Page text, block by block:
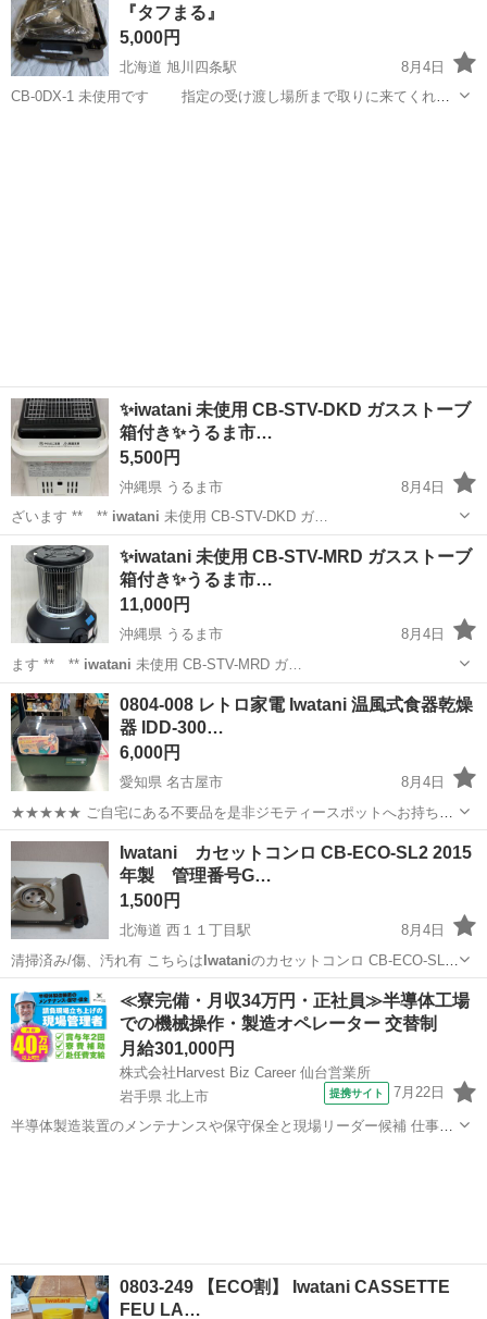
『タフまる』
5,000円
北海道 旭川四条駅
8月4日
CB-0DX-1 未使用です 指定の受け渡し場所まで取りに来てくれる
✨iwatani 未使用 CB-STV-DKD ガスストーブ
箱付き✨うるま市…
5,500円
沖縄県 うるま市
8月4日
ざいます ** ** iwatani 未使用 CB-STV-DKD ガ…
沖縄 うるま市 DKD
✨iwatani 未使用 CB-STV-MRD ガスストーブ
箱付き✨うるま市…
11,000円
沖縄県 うるま市
8月4日
ます ** ** iwatani 未使用 CB-STV-MRD ガ…
沖縄 うるま市
0804-008 レトロ家電 Iwatani 温風式食器乾燥
器 IDD-300…
6,000円
愛知県 名古屋市
8月4日
★★★★★ ご自宅にある不要品を是非ジモティースポットへお持ち込
みしませんか？ 家電、趣味・スポーツ・レジャー用品、こども用品、
衣料服飾品、生活雑貨、家具、本、CD・DVDなどが無料でまとめて持
ち込めます！ ※詳細はこ...
愛知 名古屋市
Iwatani カセットコンロ CB-ECO-SL2 2015
年製 管理番号G…
1,500円
北海道 西１１丁目駅
8月4日
清掃済み/傷、汚れ有 こちらはIwataniのカセットコンロ CB-ECO-SL2
2015年製です。アウトドアやおうちご飯を楽しむための理想的なアイ
テムで、あなたの食卓に新たな彩りを加えます！コンパクトで軽量な
デザイ...
北海道 札幌市 西１１丁目駅 キッチン家電
カセットコンロ
≪寮完備・月収34万円・正社員≫半導体工場
での機械操作・製造オペレーター 交替制
月給301,000円
株式会社Harvest Biz Career 仙台営業所
岩手県 北上市
提携サイト 7月22日
半導体製造装置のメンテナンスや保守保全と現場リーダー候補 仕事内
0803-249 【ECO割】 Iwatani CASSETTE
FEU LA…